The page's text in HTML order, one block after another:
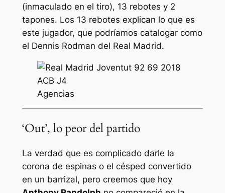
(inmaculado en el tiro), 13 rebotes y 2
tapones. Los 13 rebotes explican lo que es
este jugador, que podríamos catalogar como
el Dennis Rodman del Real Madrid.
Agencias
‘Out’, lo peor del partido
La verdad que es complicado darle la
corona de espinas o el césped convertido
en un barrizal, pero creemos que hoy